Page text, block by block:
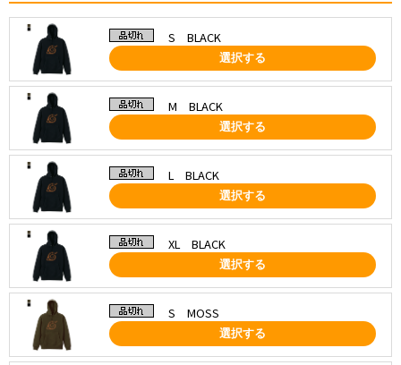
S BLACK
選択する
M BLACK
選択する
L BLACK
選択する
XL BLACK
選択する
S MOSS
選択する